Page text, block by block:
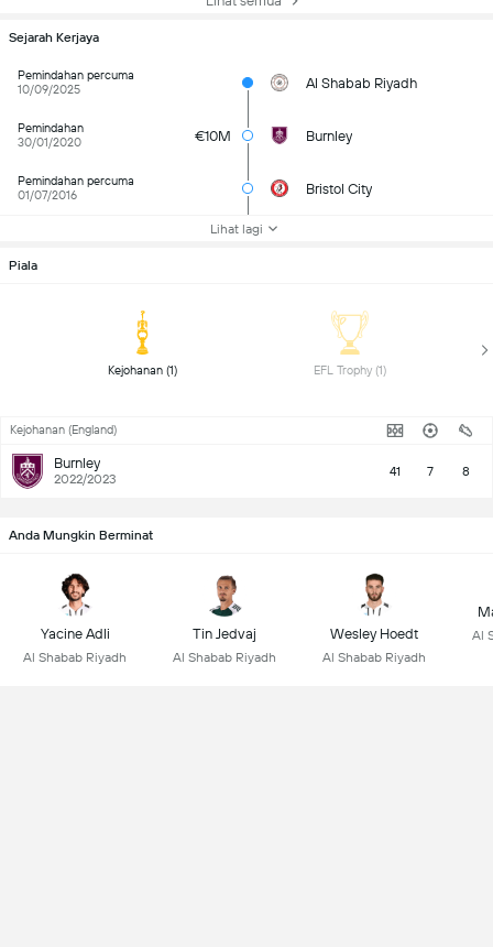
Sejarah Kerjaya
Pemindahan percuma
10/09/2025
Al Shabab Riyadh
Pemindahan
30/01/2020
€10M Burnley
Pemindahan percuma
01/07/2016
Bristol City
Lihat lagi
Piala
Kejohanan (England)
Burnley
2022/2023 41 7 8
Anda Mungkin Berminat
Yacine Adli
Al Shabab Riyadh
Tin Jedvaj
Al Shabab Riyadh
Wesley Hoedt
Al Shabab Riyadh
Al